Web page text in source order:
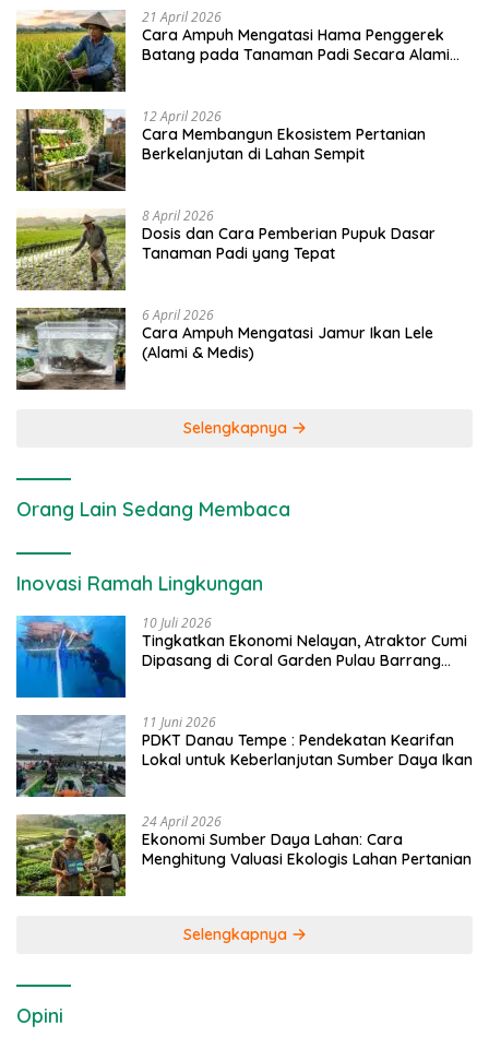
21 April 2026
Cara Ampuh Mengatasi Hama Penggerek
Batang pada Tanaman Padi Secara Alami
12 April 2026
Cara Membangun Ekosistem Pertanian
Berkelanjutan di Lahan Sempit
8 April 2026
Dosis dan Cara Pemberian Pupuk Dasar
Tanaman Padi yang Tepat
6 April 2026
Cara Ampuh Mengatasi Jamur Ikan Lele
(Alami & Medis)
Selengkapnya
Orang Lain Sedang Membaca
Inovasi Ramah Lingkungan
10 Juli 2026
Tingkatkan Ekonomi Nelayan, Atraktor Cumi
Dipasang di Coral Garden Pulau Barrang
11 Juni 2026
PDKT Danau Tempe : Pendekatan Kearifan
Lokal untuk Keberlanjutan Sumber Daya Ikan
24 April 2026
Ekonomi Sumber Daya Lahan: Cara
Menghitung Valuasi Ekologis Lahan Pertanian
Selengkapnya
Opini